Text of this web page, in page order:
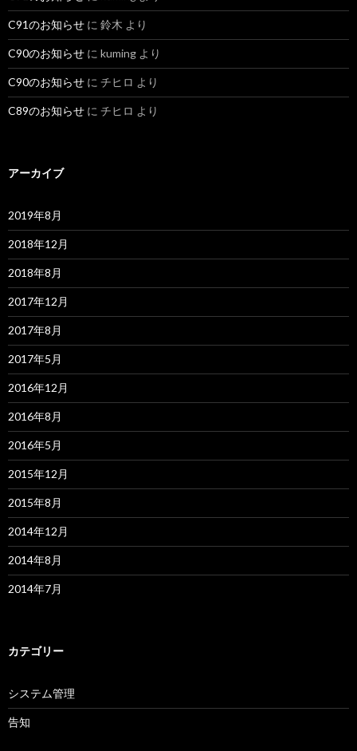
C91のお知らせ に 鈴木 より
C90のお知らせ に kuming より
C90のお知らせ に チヒロ より
C89のお知らせ に チヒロ より
アーカイブ
2019年8月
2018年12月
2018年8月
2017年12月
2017年8月
2017年5月
2016年12月
2016年8月
2016年5月
2015年12月
2015年8月
2014年12月
2014年8月
2014年7月
カテゴリー
システム管理
告知